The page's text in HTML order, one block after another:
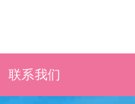
联系我们